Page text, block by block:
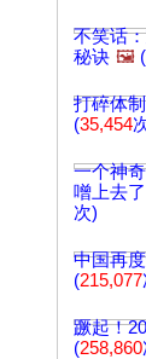
不笑话
秘诀 🖼️ (
打碎体
(35,454
一个神
噌上去
次)
中国再
(215,077
蹶起！
(258,860